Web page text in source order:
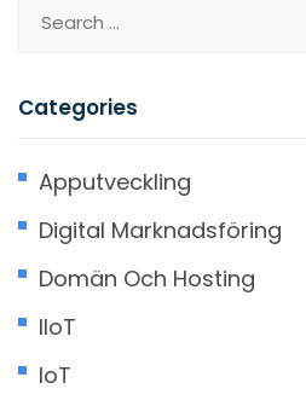
Categories
Apputveckling
Digital Marknadsföring
Domän Och Hosting
IIoT
IoT